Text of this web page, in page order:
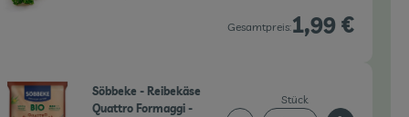
Gesamtpreis:1,99 €
Söbbeke - Reibekäse
Quattro Formaggi -
Stück